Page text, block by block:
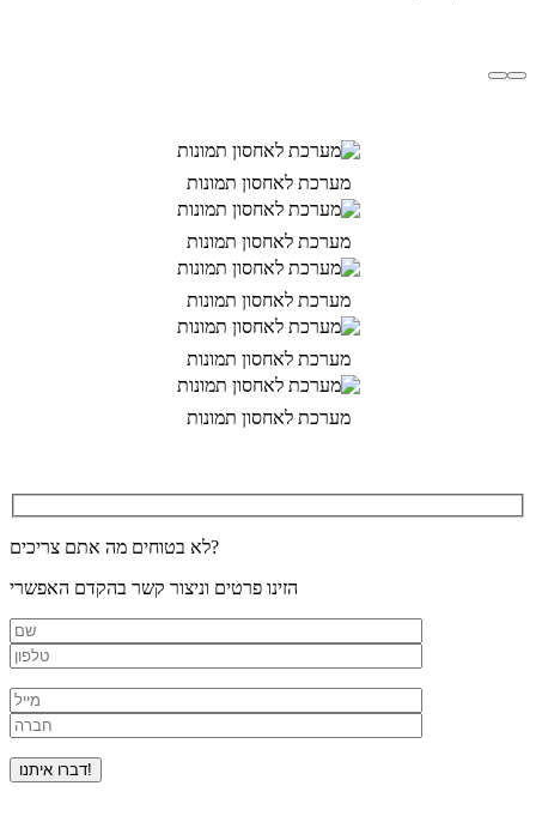
מערכת לאחסון תמונות
מערכת לאחסון תמונות
מערכת לאחסון תמונות
מערכת לאחסון תמונות
מערכת לאחסון תמונות
לא בטוחים מה אתם צריכים?
הזינו פרטים וניצור קשר בהקדם האפשרי